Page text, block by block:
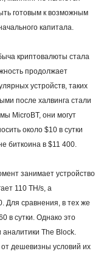
готовым к возможным
капитала.
криптовалюты стала
продолжает
устройств, таких
после халвинга стали
MicroBT, они могут
около $10 в сутки
биткоина в $11 400.
занимает устройство
110 TH/s, а
Для сравнения, в тех же
в сутки. Однако это
The Block.
дешевизны условий их